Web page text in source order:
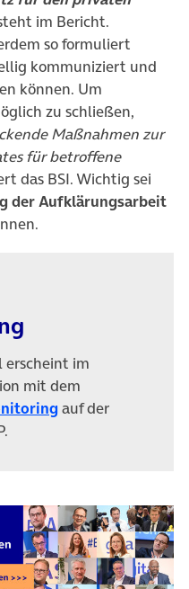
im Bericht.
so formuliert
kommuniziert und
können. Um
zu schließen,
Maßnahmen zur
für betroffene
das BSI. Wichtig sei
der Aufklärungsarbeit
im
mit dem
(öffnet in neuem
auf der